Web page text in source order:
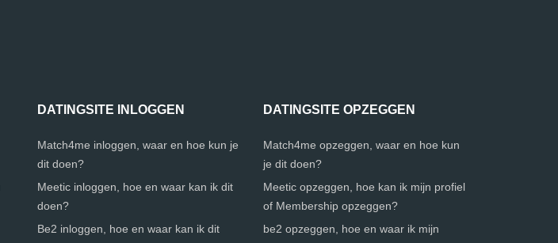
DATINGSITE INLOGGEN
Match4me inloggen, waar en hoe kun je
dit doen?
Meetic inloggen, hoe en waar kan ik dit
doen?
Be2 inloggen, hoe en waar kan ik dit
DATINGSITE OPZEGGEN
Match4me opzeggen, waar en hoe kun
je dit doen?
Meetic opzeggen, hoe kan ik mijn profiel
of Membership opzeggen?
be2 opzeggen, hoe en waar ik mijn